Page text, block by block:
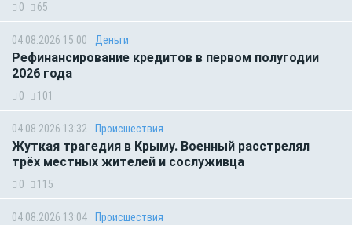
0 65
04.08.2026 15:00 Деньги
Рефинансирование кредитов в первом полугодии
2026 года
0 101
04.08.2026 13:32 Происшествия
Жуткая трагедия в Крыму. Военный расстрелял
трёх местных жителей и сослуживца
0 115
04.08.2026 13:04 Происшествия